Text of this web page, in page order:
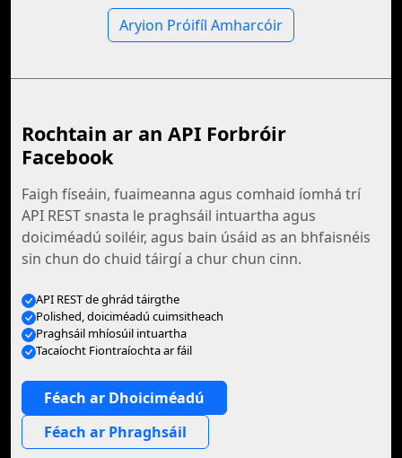
Aryion Próifíl Amharcóir
Rochtain ar an API Forbróir
Facebook
Faigh físeáin, fuaimeanna agus comhaid íomhá trí
API REST snasta le praghsáil intuartha agus
doiciméadú soiléir, agus bain úsáid as an bhfaisnéis
sin chun do chuid táirgí a chur chun cinn.
API REST de ghrád táirgthe
Polished, doiciméadú cuimsitheach
Praghsáil mhíosúil intuartha
Tacaíocht Fiontraíochta ar fáil
Féach ar Dhoiciméadú
Féach ar Phraghsáil